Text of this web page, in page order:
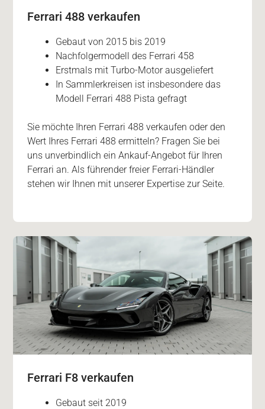
Ferrari 488 verkaufen
Gebaut von 2015 bis 2019
Nachfolgermodell des Ferrari 458
Erstmals mit Turbo-Motor ausgeliefert
In Sammlerkreisen ist insbesondere das
Modell Ferrari 488 Pista gefragt
Sie möchte Ihren Ferrari 488 verkaufen oder den
Wert Ihres Ferrari 488 ermitteln? Fragen Sie bei
uns unverbindlich ein Ankauf-Angebot für Ihren
Ferrari an. Als führender freier Ferrari-Händler
stehen wir Ihnen mit unserer Expertise zur Seite.
Ferrari F8 verkaufen
Gebaut seit 2019